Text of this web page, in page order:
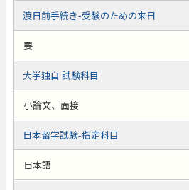
渡日前手続き-受験のための来日
要
大学独自 試験科目
小論文、面接
日本留学試験-指定科目
日本語